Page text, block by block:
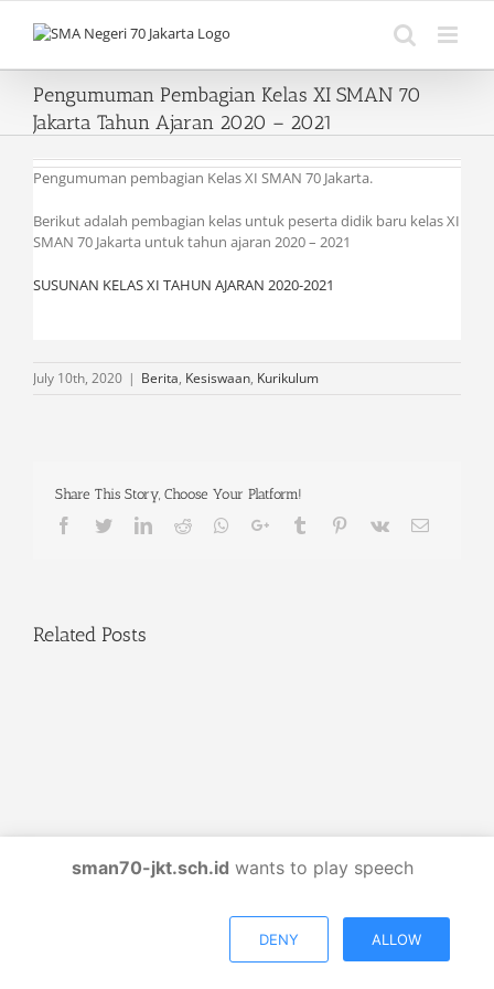
Pengumuman Pembagian Kelas XI SMAN 70
Jakarta Tahun Ajaran 2020 – 2021
Pengumuman pembagian Kelas XI SMAN 70 Jakarta.
Berikut adalah pembagian kelas untuk peserta didik baru kelas XI
SMAN 70 Jakarta untuk tahun ajaran 2020 – 2021
SUSUNAN KELAS XI TAHUN AJARAN 2020-2021
July 10th, 2020 | Berita, Kesiswaan, Kurikulum
Share This Story, Choose Your Platform!
Facebook
TwitterLinkedIn
Reddit Whatsapp
Google+Tumblr Pinterest
Vk Email
Related Posts
sman70-jkt.sch.id wants to play speech
DENY ALLOW